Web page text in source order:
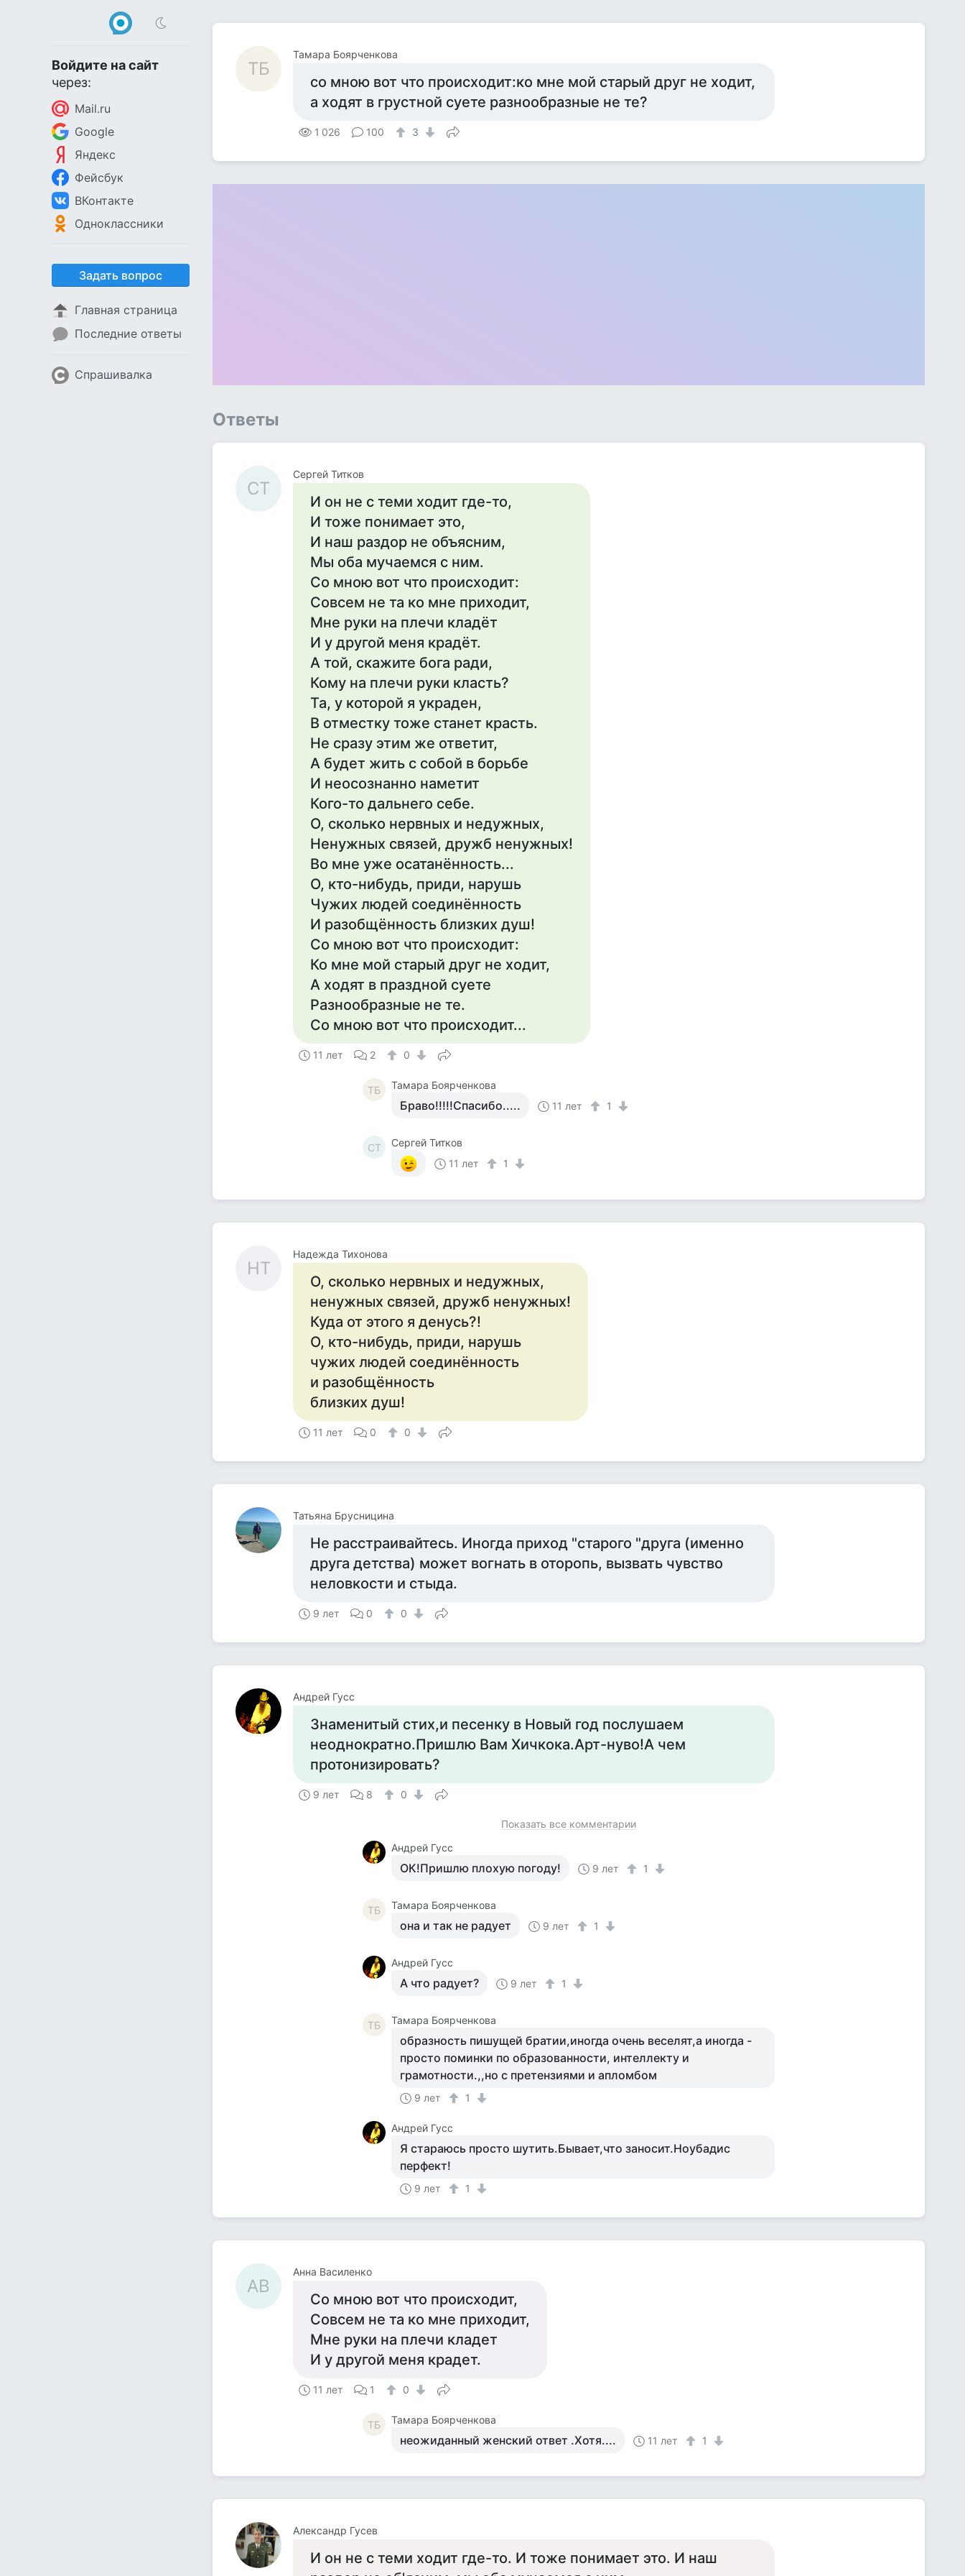
Войдите на сайт
через:
Mail.ru
Google
Яндекс
Фейсбук
ВКонтакте
Одноклассники
Задать вопрос
Главная страница
Последние ответы
Спрашивалка
ТБ
Тамара Боярченкова
со мною вот что происходит:ко мне мой старый друг не ходит,
а ходят в грустной суете разнообразные не те?
1 026 100 3
Ответы
СТ
Сергей Титков
И он не с теми ходит где-то,
И тоже понимает это,
И наш раздор не объясним,
Мы оба мучаемся с ним.
Со мною вот что происходит:
Совсем не та ко мне приходит,
Мне руки на плечи кладёт
И у другой меня крадёт.
А той, скажите бога ради,
Кому на плечи руки класть?
Та, у которой я украден,
В отместку тоже станет красть.
Не сразу этим же ответит,
А будет жить с собой в борьбе
И неосознанно наметит
Кого-то дальнего себе.
О, сколько нервных и недужных,
Ненужных связей, дружб ненужных!
Во мне уже осатанённость...
О, кто-нибудь, приди, нарушь
Чужих людей соединённость
И разобщённость близких душ!
Со мною вот что происходит:
Ко мне мой старый друг не ходит,
А ходят в праздной суете
Разнообразные не те.
Со мною вот что происходит...
11 лет 2 0
ТБ Тамара Боярченкова
Браво!!!!!Спасибо..... 11 лет 1
СТ
Сергей Титков
11 лет
1
НТ
Надежда Тихонова
О, сколько нервных и недужных,
ненужных связей, дружб ненужных!
Куда от этого я денусь?!
О, кто-нибудь, приди, нарушь
чужих людей соединённость
и разобщённость
близких душ!
11 лет 0 0
Татьяна Брусницина
Не расстраивайтесь. Иногда приход "старого "друга (именно
друга детства) может вогнать в оторопь, вызвать чувство
неловкости и стыда.
9 лет 0 0
Андрей Гусс
Знаменитый стих,и песенку в Новый год послушаем
неоднократно.Пришлю Вам Хичкока.Арт-нуво!А чем
протонизировать?
9 лет 8 0
Показать все комментарии
Андрей Гусс
ОК!Пришлю плохую погоду! 9 лет 1
ТБ Тамара Боярченкова
она и так не радует 9 лет 1
Андрей Гусс
А что радует? 9 лет 1
ТБ Тамара Боярченкова
образность пишущей братии,иногда очень веселят,а иногда -
просто поминки по образованности, интеллекту и
грамотности.,,но с претензиями и апломбом
9 лет 1
Андрей Гусс
Я стараюсь просто шутить.Бывает,что заносит.Ноубадис
перфект!
9 лет 1
АВ
Анна Василенко
Со мною вот что происходит,
Совсем не та ко мне приходит,
Мне руки на плечи кладет
И у другой меня крадет.
11 лет 1 0
ТБ Тамара Боярченкова
неожиданный женский ответ .Хотя.... 11 лет 1
Александр Гусев
И он не с теми ходит где-то. И тоже понимает это. И наш